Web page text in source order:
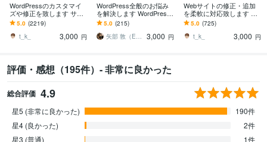
WordPressのカスタマイ
ズや修正を致します サイ
トのカスタマイズ・レイ
アウト変更致します
5.0 (2219)
t_k_
3,000 円
WordPress全般のお悩み
を解決します WordPress
の修正、カスタマイズ、
問題解決などお任せ！
5.0 (215)
矢部 敦（Edel Hearts）
3,000 円
Webサイトの修正・追加
を柔軟に対応致します 静
的サイトや外部プラット
フォームなどの修正をお
手伝いします。
5.0 (725)
t_k_
3,000 円
評価・感想（195件）- 非常に良かった
総合評価 4.9
星5 (非常に良かった)
190件
星4 (良かった)
2件
星3 (普通)
1件